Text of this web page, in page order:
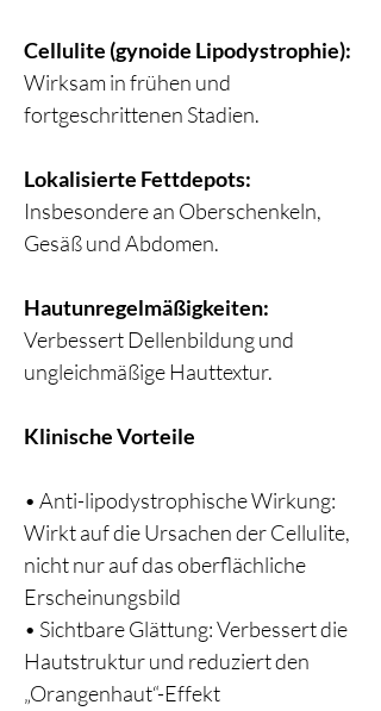
Cellulite (gynoide Lipodystrophie):
Wirksam in frühen und
fortgeschrittenen Stadien.
Lokalisierte Fettdepots:
Insbesondere an Oberschenkeln,
Gesäß und Abdomen.
Hautunregelmäßigkeiten:
Verbessert Dellenbildung und
ungleichmäßige Hauttextur.
Klinische Vorteile
• Anti-lipodystrophische Wirkung:
Wirkt auf die Ursachen der Cellulite,
nicht nur auf das oberflächliche
Erscheinungsbild
• Sichtbare Glättung: Verbessert die
Hautstruktur und reduziert den
„Orangenhaut“-Effekt